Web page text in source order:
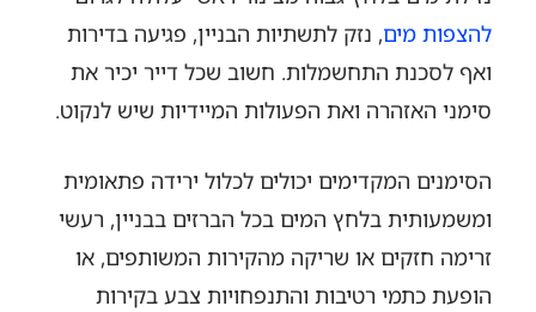
להצפות מים, נזק לתשתיות הבניין, פגיעה בדירות
ואף לסכנת התחשמלות. חשוב שכל דייר יכיר את
סימני האזהרה ואת הפעולות המיידיות שיש לנקוט.
הסימנים המקדימים יכולים לכלול ירידה פתאומית
ומשמעותית בלחץ המים בכל הברזים בבניין, רעשי
זרימה חזקים או שריקה מהקירות המשותפים, או
הופעת כתמי רטיבות והתנפחויות צבע בקירות